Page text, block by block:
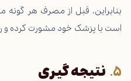
بنابراین، قبل از مصرف هر گونه
است با پزشک خود مشورت کرده و
نتیجه گیری